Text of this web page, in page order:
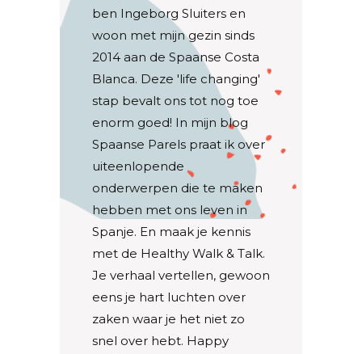
ben Ingeborg Sluiters en
woon met mijn gezin sinds
2014 aan de Spaanse Costa
Blanca. Deze 'life changing'
stap bevalt ons tot nog toe
enorm goed! In mijn blog
Spaanse Parels praat ik over
uiteenlopende
onderwerpen die te maken
hebben met ons leven in
Spanje. En maak je kennis
met de Healthy Walk & Talk.
Je verhaal vertellen, gewoon
eens je hart luchten over
zaken waar je het niet zo
snel over hebt. Happy